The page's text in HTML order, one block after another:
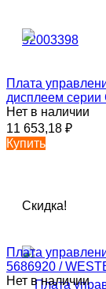
Плата
дисплеем серии
Нет в наличии
11 653,18 ₽
Купить
Скидка!
Плата
5686920 /
Нет в наличии